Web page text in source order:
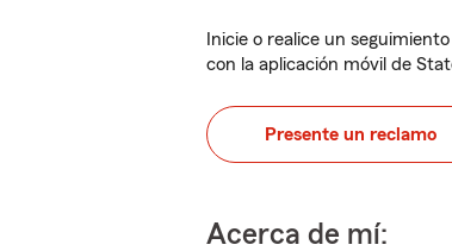
Inicie o realice un
con la aplicación móvil de
Presente un reclamo
Acerca de mí: